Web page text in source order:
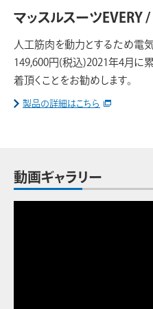
マッスルスーツ
人工筋肉を動力とするため電
149,600円(税込)2021年4月に
着頂くことをお勧めします。
製品の詳細はこちら
動画ギャラリー